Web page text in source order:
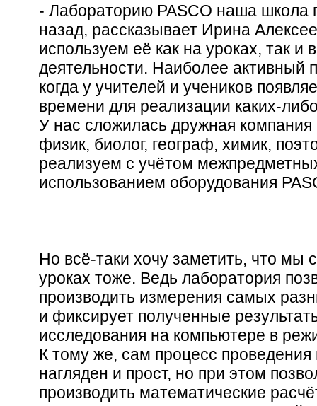
- Лабораторию PASCO наша школа
назад, рассказывает Ирина
используем её как на уроках, так и
деятельности. Наиболее активный
когда у учителей и учеников
времени для реализации каких-
У нас сложилась дружная компания
физик, биолог, географ, химик,
реализуем с учётом
использованием оборудования
Но всё-таки хочу заметить, что мы
уроках тоже. Ведь лаборатория
производить измерения самых
и фиксирует полученные
исследования на компьютере в
К тому же, сам процесс
нагляден и прост, но при этом
производить математические